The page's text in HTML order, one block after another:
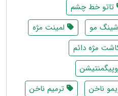
تاتو خط چشم
مو
لمینت مژه
مژه دائم
ناخن
ترمیم ناخن